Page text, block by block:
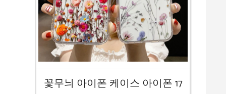
꽃무늬 아이폰 케이스 아이폰 17